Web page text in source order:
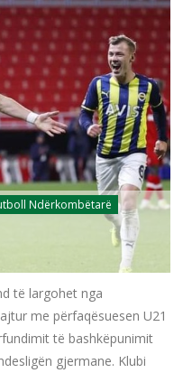
Ndërkombëtarë
të largohet nga
me përfaqësuesen U21
të bashkëpunimit
gjermane. Klubi